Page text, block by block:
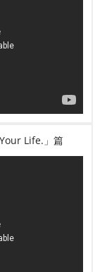
Life.」篇